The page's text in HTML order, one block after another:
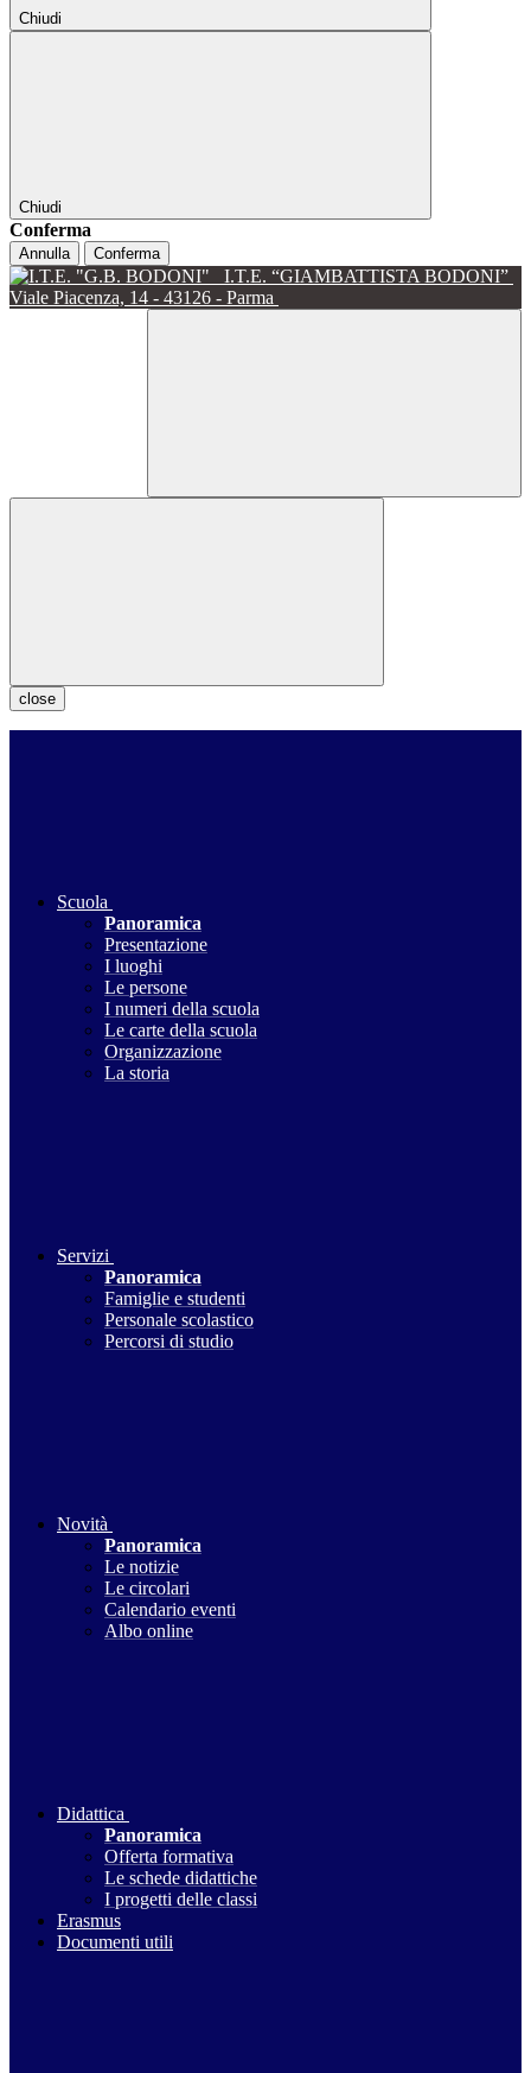
Chiudi
Chiudi
Conferma
Annulla Conferma
I.T.E. “GIAMBATTISTA BODONI”
Viale Piacenza, 14 - 43126 - Parma
close
Scuola
Panoramica
Presentazione
I luoghi
Le persone
I numeri della scuola
Le carte della scuola
Organizzazione
La storia
Servizi
Panoramica
Famiglie e studenti
Personale scolastico
Percorsi di studio
Novità
Panoramica
Le notizie
Le circolari
Calendario eventi
Albo online
Didattica
Panoramica
Offerta formativa
Le schede didattiche
I progetti delle classi
Erasmus
Documenti utili